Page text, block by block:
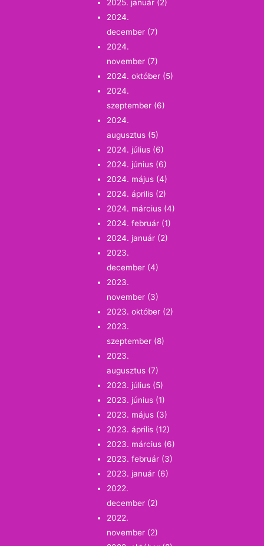
2025. január (2)
2024.
december (7)
2024.
november (7)
2024. október (5)
2024.
szeptember (6)
2024.
augusztus (5)
2024. július (6)
2024. június (6)
2024. május (4)
2024. április (2)
2024. március (4)
2024. február (1)
2024. január (2)
2023.
december (4)
2023.
november (3)
2023. október (2)
2023.
szeptember (8)
2023.
augusztus (7)
2023. július (5)
2023. június (1)
2023. május (3)
2023. április (12)
2023. március (6)
2023. február (3)
2023. január (6)
2022.
december (2)
2022.
november (2)